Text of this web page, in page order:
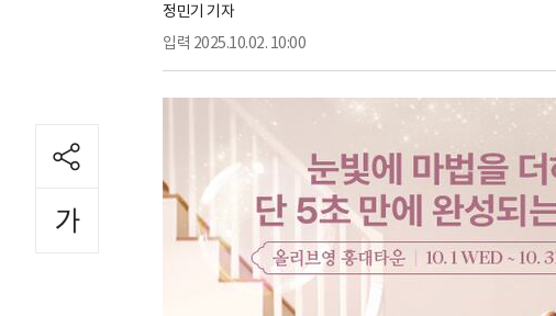
정민기 기자
입력 2025.10.02. 10:00